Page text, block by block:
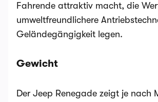
Fahrende attraktiv macht, die
umweltfreundlichere
Geländegängigkeit legen.
Gewicht
Der Jeep Renegade zeigt je nach